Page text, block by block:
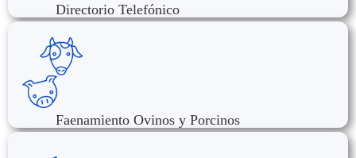
Directorio Telefónico
Faenamiento Ovinos y Porcinos